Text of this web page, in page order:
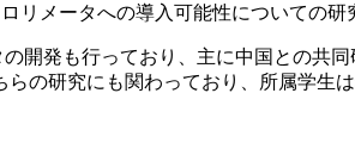
リメータへの導入可能性についての研
開発も行っており、主に中国との共
の研究にも関わっており、所属学生